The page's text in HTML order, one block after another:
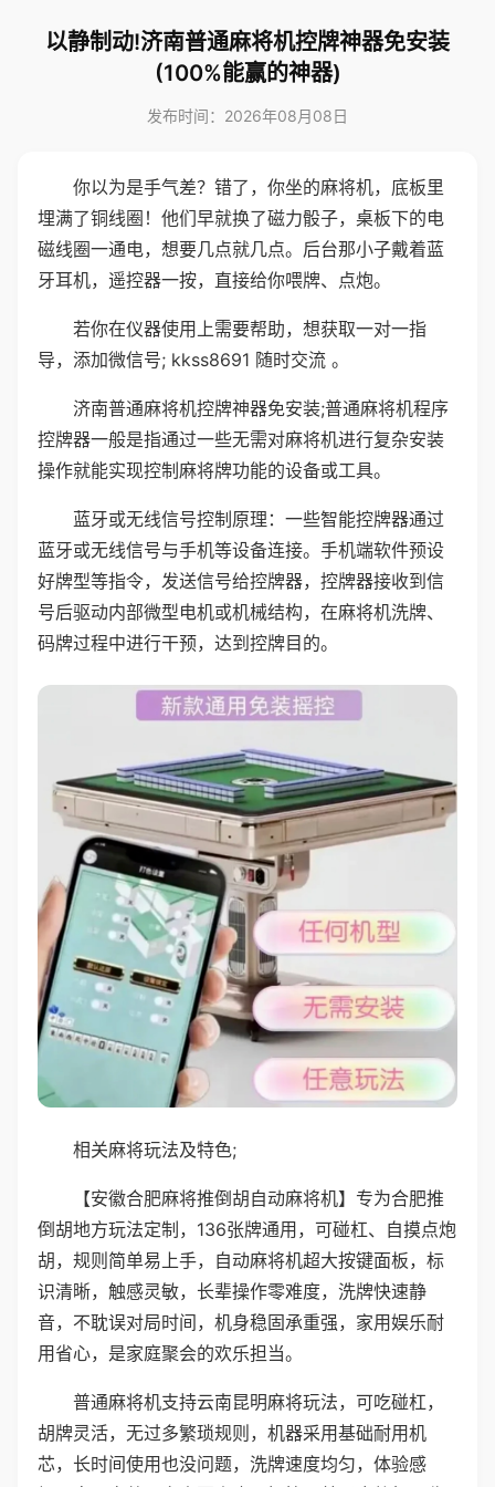
以静制动!济南普通麻将机控牌神器免安装
(100%能赢的神器)
发布时间：2026年08月08日
你以为是手气差？错了，你坐的麻将机，底板里
埋满了铜线圈！他们早就换了磁力骰子，桌板下的电
磁线圈一通电，想要几点就几点。后台那小子戴着蓝
牙耳机，遥控器一按，直接给你喂牌、点炮。
若你在仪器使用上需要帮助，想获取一对一指
导，添加微信号; kkss8691 随时交流 。
济南普通麻将机控牌神器免安装;普通麻将机程序
控牌器一般是指通过一些无需对麻将机进行复杂安装
操作就能实现控制麻将牌功能的设备或工具。
蓝牙或无线信号控制原理：一些智能控牌器通过
蓝牙或无线信号与手机等设备连接。手机端软件预设
好牌型等指令，发送信号给控牌器，控牌器接收到信
号后驱动内部微型电机或机械结构，在麻将机洗牌、
码牌过程中进行干预，达到控牌目的。
相关麻将玩法及特色;
【安徽合肥麻将推倒胡自动麻将机】专为合肥推
倒胡地方玩法定制，136张牌通用，可碰杠、自摸点炮
胡，规则简单易上手，自动麻将机超大按键面板，标
识清晰，触感灵敏，长辈操作零难度，洗牌快速静
音，不耽误对局时间，机身稳固承重强，家用娱乐耐
用省心，是家庭聚会的欢乐担当。
普通麻将机支持云南昆明麻将玩法，可吃碰杠，
胡牌灵活，无过多繁琐规则，机器采用基础耐用机
芯，长时间使用也没问题，洗牌速度均匀，体验感